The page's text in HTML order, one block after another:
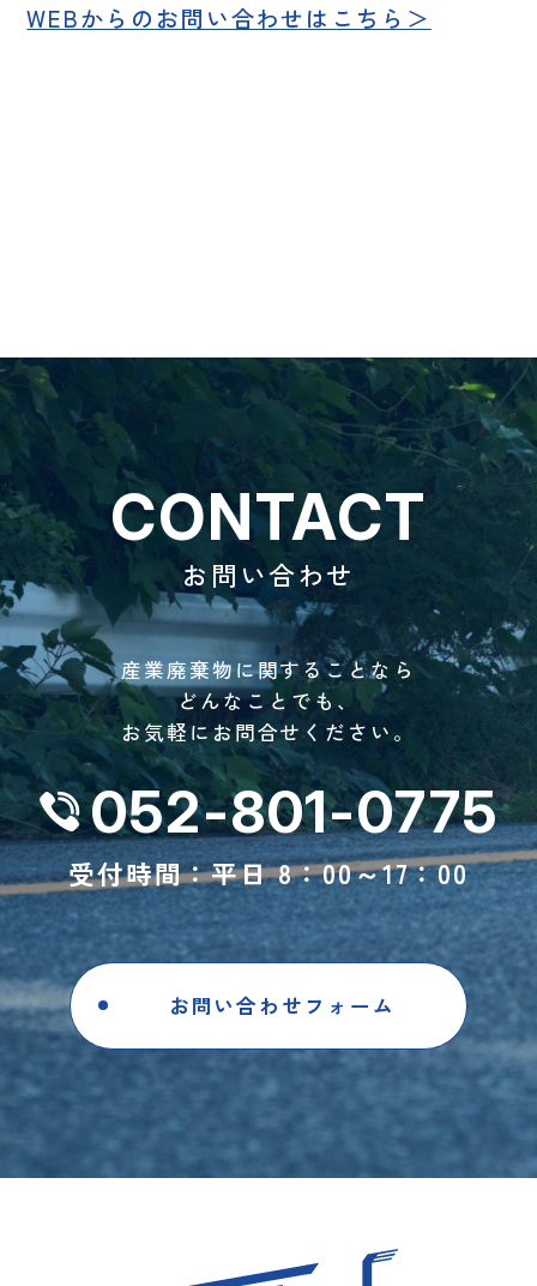
WEBからのお問い合わせはこちら＞
CONTACT
お問い合わせ
産業廃棄物に関することなら
どんなことでも、
お気軽にお問合せください。
052-801-0775
受付時間：平日 8：00～17：00
お問い合わせフォーム